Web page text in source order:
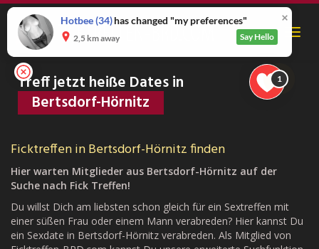
Skip
main
content
Treff jetzt heiße Dates in
Bertsdorf-Hörnitz
Ficktreffen in Bertsdorf-Hörnitz finden
Hier warten Mitglieder aus Bertsdorf-Hörnitz auf der
Suche nach Fick Treffen!
Du willst Dich am liebsten schon gleich für ein Sextreffen mit
einer süßen Frau oder einem Mann verabreden? Hier kannst Du
ein Sexdate in Bertsdorf-Hörnitz verabreden. Als Mitglied von
Hotbee(34) has changed "my preferences"
2,5 km away Say Hello
1